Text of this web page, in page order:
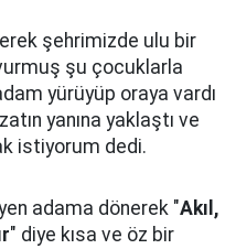
şehrimizde ulu bir
şu çocuklarla
yürüyüp oraya vardı
yanına yaklaştı ve
istiyorum dedi.
adama dönerek "Akıl,
" diye kısa ve öz bir